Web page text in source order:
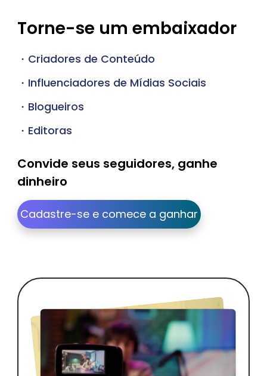
Torne-se um embaixador
Criadores de Conteúdo
Influenciadores de Mídias Sociais
Blogueiros
Editoras
Convide seus seguidores, ganhe
dinheiro
Cadastre-se e comece a ganhar